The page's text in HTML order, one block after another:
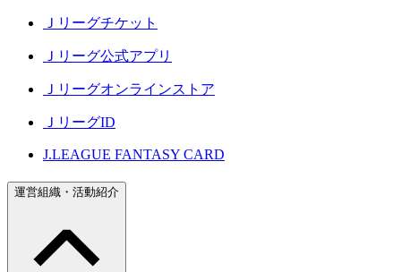
Ｊリーグチケット
Ｊリーグ公式アプリ
Ｊリーグオンラインストア
ＪリーグID
J.LEAGUE FANTASY CARD
運営組織・活動紹介